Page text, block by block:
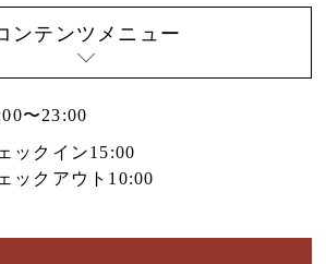
ンテンツメニュー
〜23:00
ックイン15:00
ックアウト10:00